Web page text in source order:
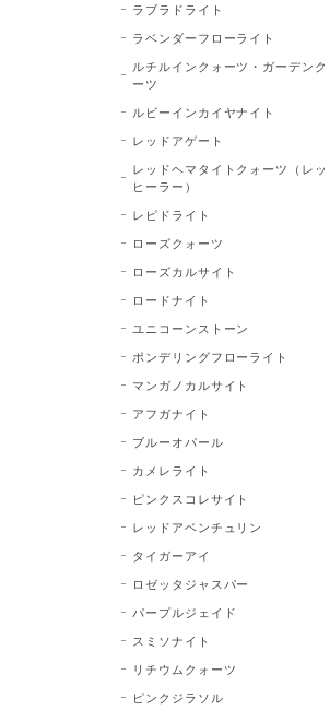
ラブラドライト
ラベンダーフローライト
ルチルインクォーツ・ガーデンク
ーツ
ルビーインカイヤナイト
レッドアゲート
レッドヘマタイトクォーツ（レッ
ヒーラー）
レピドライト
ローズクォーツ
ローズカルサイト
ロードナイト
ユニコーンストーン
ポンデリングフローライト
マンガノカルサイト
アフガナイト
ブルーオパール
カメレライト
ピンクスコレサイト
レッドアベンチュリン
タイガーアイ
ロゼッタジャスパー
パープルジェイド
スミソナイト
リチウムクォーツ
ピンクジラソル